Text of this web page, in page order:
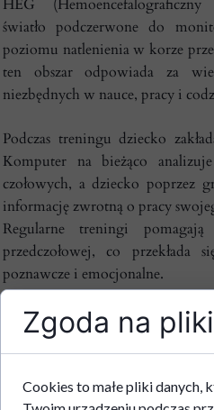
HEG
światło podczerwone do
poziomu natlenienia w korze
ten obszar odpowiada za
niezbędnych w nauce, pracy i
Podczas treningu dziecko
Komputer na bieżąco
czołowych, a dziecko poprzez
informację zwrotną o pracy
Regularne treningi
przedczołowej, co przekłada
poznawcze i emocjonalne.
Jakie
HEG
Zgoda na
Cookies to małe pliki danych,